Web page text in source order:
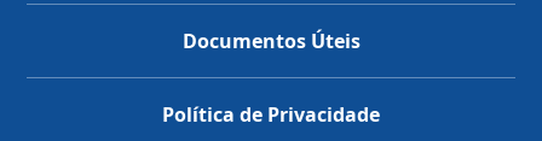
Documentos Úteis
Política de Privacidade